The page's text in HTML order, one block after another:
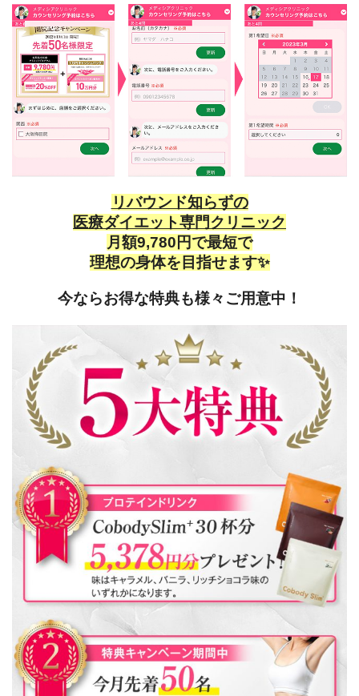
リバウンド知らずの
医療ダイエット専門クリニック
月額9,780円で最短で
理想の身体を目指せます✨
今ならお得な特典も様々ご用意中！